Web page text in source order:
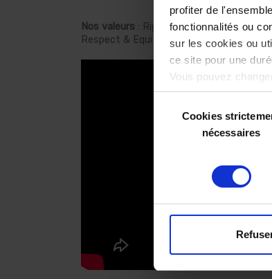
profiter de
fonctionnalités ou
sur les cookies ou
ce site pour une
Vous pouvez
notre site.
consentement
Cookies
nécessaires
Nos valeurs : Rigueur, Esprit
Respect & Equité, ça vous parle ?